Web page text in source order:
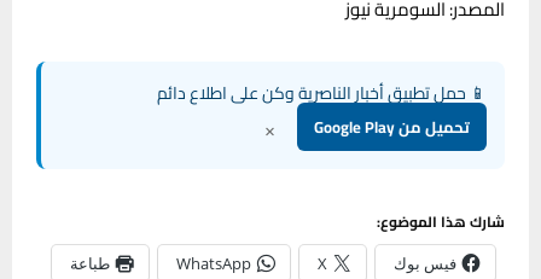
المصدر: السومرية نيوز
📱 حمل تطبيق أخبار الناصرية وكن على اطلاع دائم
تحميل من Google Play ×
شارك هذا الموضوع:
فيس بوك X
WhatsApp طباعة